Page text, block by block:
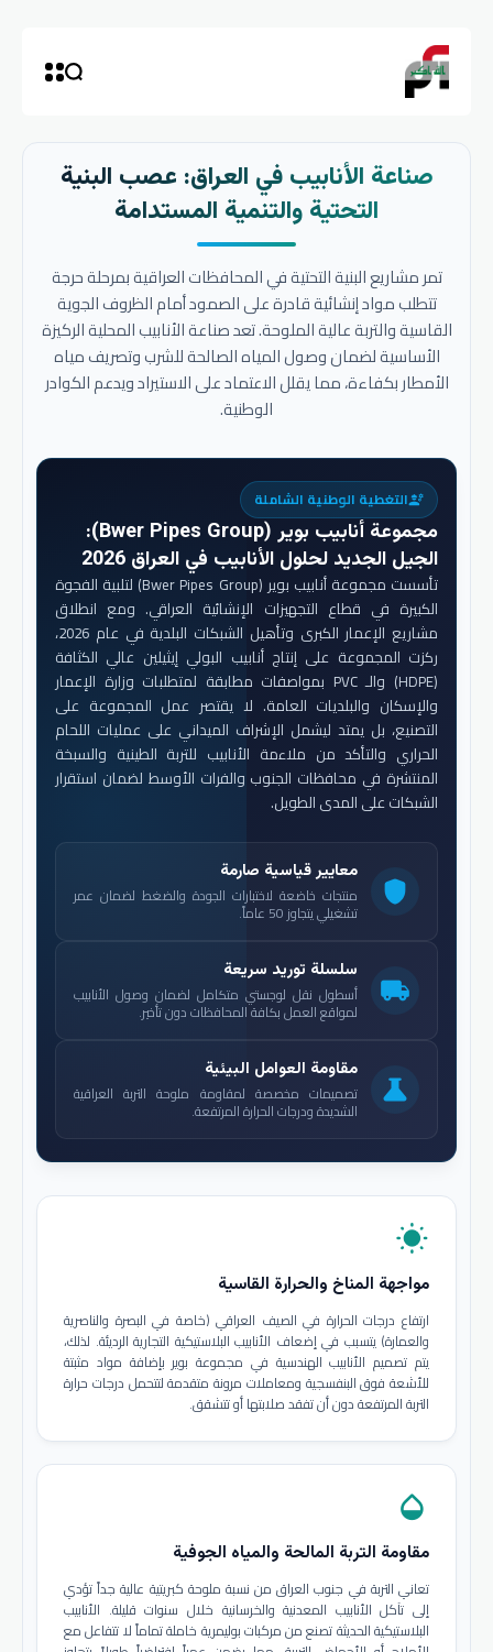
صناعة الأنابيب في العراق: عصب البنية
التحتية والتنمية المستدامة
تمر مشاريع البنية التحتية في المحافظات العراقية بمرحلة حرجة
تتطلب مواد إنشائية قادرة على الصمود أمام الظروف الجوية
القاسية والتربة عالية الملوحة. تعد صناعة الأنابيب المحلية الركيزة
الأساسية لضمان وصول المياه الصالحة للشرب وتصريف مياه
الأمطار بكفاءة، مما يقلل الاعتماد على الاستيراد ويدعم الكوادر
الوطنية.
engineeringالتغطية الوطنية الشاملة
مجموعة أنابيب بوير (Bwer Pipes Group)
:
الجيل الجديد لحلول الأنابيب في العراق 2026
تأسست مجموعة أنابيب بوير (Bwer Pipes Group) لتلبية الفجوة
الكبيرة في قطاع التجهيزات الإنشائية العراقي. ومع انطلاق
مشاريع الإعمار الكبرى وتأهيل الشبكات البلدية في عام 2026،
ركزت المجموعة على إنتاج أنابيب البولي إيثيلين عالي الكثافة
(HDPE) والـ PVC بمواصفات مطابقة لمتطلبات وزارة الإعمار
والإسكان والبلديات العامة. لا يقتصر عمل المجموعة على
التصنيع، بل يمتد ليشمل الإشراف الميداني على عمليات اللحام
الحراري والتأكد من ملاءمة الأنابيب للتربة الطينية والسبخة
المنتشرة في محافظات الجنوب والفرات الأوسط لضمان استقرار
الشبكات على المدى الطويل.
shield
معايير قياسية صارمة
منتجات خاضعة لاختبارات الجودة والضغط لضمان عمر
تشغيلي يتجاوز 50 عاماً.
local_shipping
سلسلة توريد سريعة
أسطول نقل لوجستي متكامل لضمان وصول الأنابيب
لمواقع العمل بكافة المحافظات دون تأخير.
science
مقاومة العوامل البيئية
تصميمات مخصصة لمقاومة ملوحة التربة العراقية
الشديدة ودرجات الحرارة المرتفعة.
wb_sunny
مواجهة المناخ والحرارة القاسية
ارتفاع درجات الحرارة في الصيف العراقي (خاصة في البصرة والناصرية
والعمارة) يتسبب في إضعاف الأنابيب البلاستيكية التجارية الرديئة. لذلك،
يتم تصميم الأنابيب الهندسية في مجموعة بوير بإضافة مواد مثبتة
للأشعة فوق البنفسجية ومعاملات مرونة متقدمة لتتحمل درجات حرارة
التربة المرتفعة دون أن تفقد صلابتها أو تتشقق.
opacity
مقاومة التربة المالحة والمياه الجوفية
تعاني التربة في جنوب العراق من نسبة ملوحة كبريتية عالية جداً تؤدي
إلى تآكل الأنابيب المعدنية والخرسانية خلال سنوات قليلة. الأنابيب
البلاستيكية الحديثة تصنع من مركبات بوليمرية خاملة تماماً لا تتفاعل مع